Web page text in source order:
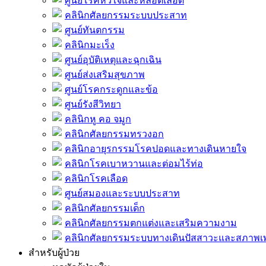
คลินิกศัลยกรรมระบบประสาท
ศูนย์ทันตกรรม
คลินิกมะเร็ง
ศูนย์อุบัติเหตุและฉุกเฉิน
ศูนย์ส่งเสริมสุขภาพ
ศูนย์โรคกระดูกและข้อ
ศูนย์รังสีวิทยา
คลินิกหู คอ จมูก
คลินิกศัลยกรรมทรวงอก
คลินิกอายุรกรรมโรคปอดและทางเดินหายใจ
คลินิกโรคเบาหวานและต่อมไร้ท่อ
คลินิกโรคเลือด
ศูนย์สมองและระบบประสาท
คลินิกศัลยกรรมเด็ก
คลินิกศัลยกรรมตกแต่งและเสริมความงาม
คลินิกศัลยกรรมระบบทางเดินปัสสาวะและสภาพเ
สำหรับผู้ป่วย